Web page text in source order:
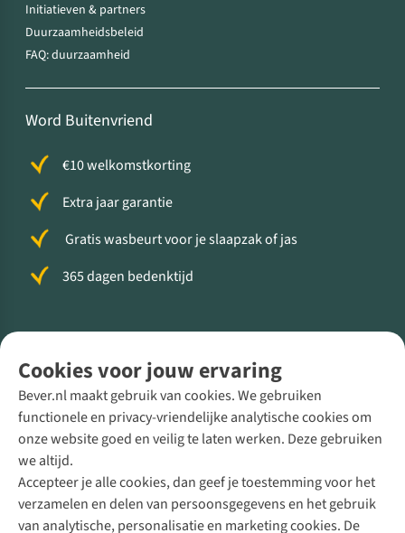
Cookies voor jouw ervaring
Bever.nl maakt gebruik van cookies. We gebruiken
functionele en privacy-vriendelijke analytische cookies om
onze website goed en veilig te laten werken. Deze gebruiken
we altijd.
Accepteer je alle cookies, dan geef je toestemming voor het
verzamelen en delen van persoonsgegevens en het gebruik
van analytische, personalisatie en marketing cookies. De
Initiatieven & partners
Duurzaamheidsbeleid
FAQ: duurzaamheid
Word Buitenvriend
€10 welkomstkorting
Extra jaar garantie
Gratis wasbeurt voor je slaapzak of jas
365 dagen bedenktijd
Direct advies van een Buitenexpert
+31 (0)85 888 50 88
+31 6 12 28 49 80